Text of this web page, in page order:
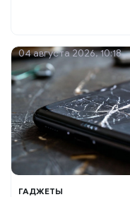
ГАДЖЕТЫ
04 августа 2026, 10:18